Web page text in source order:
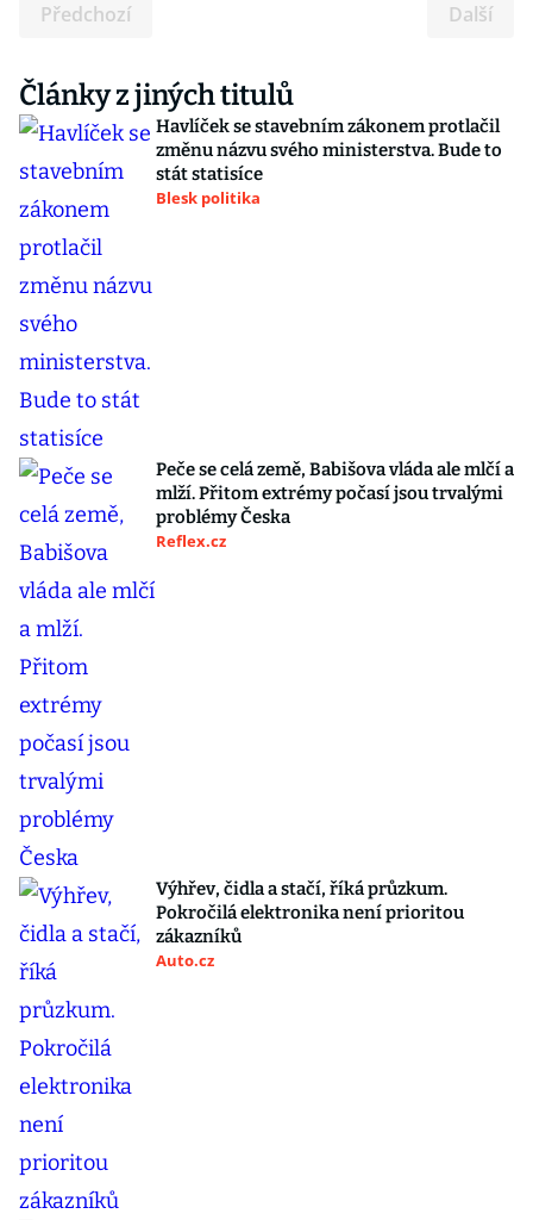
Předchozí Další
Články z jiných titulů
Havlíček se stavebním zákonem protlačil
změnu názvu svého ministerstva. Bude to
stát statisíce
Blesk politika
Peče se celá země, Babišova vláda ale mlčí a
mlží. Přitom extrémy počasí jsou trvalými
problémy Česka
Reflex.cz
Výhřev, čidla a stačí, říká průzkum.
Pokročilá elektronika není prioritou
zákazníků
Auto.cz